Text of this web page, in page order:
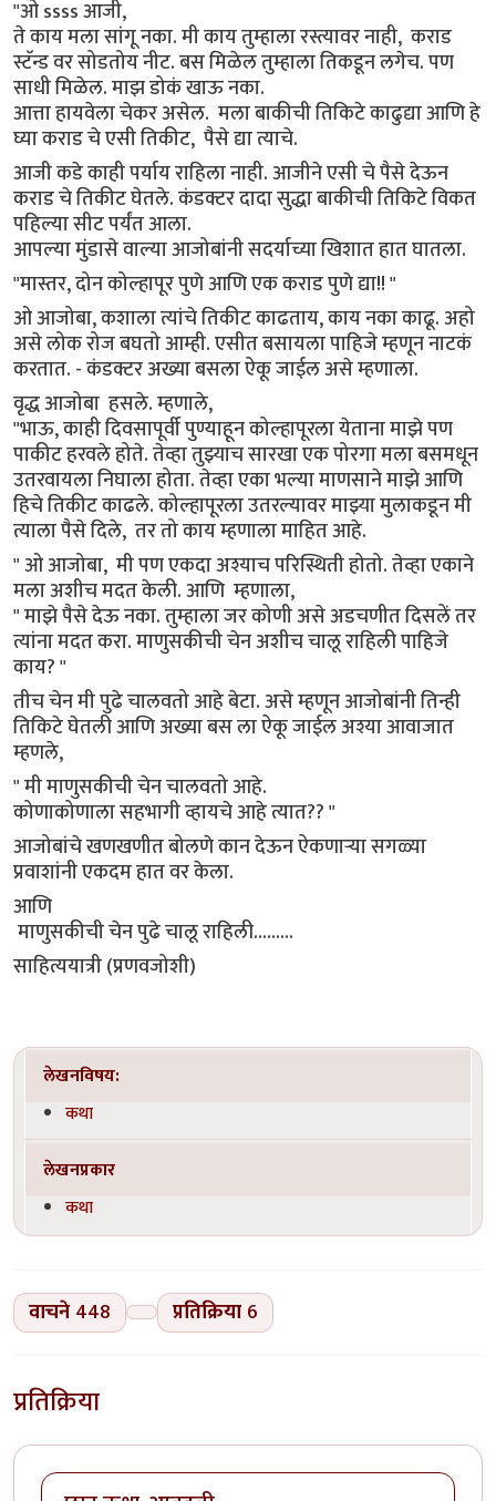
"ओ ssss आजी,
ते काय मला सांगू नका. मी काय तुम्हाला रस्त्यावर नाही, कराड
स्टॅन्ड वर सोडतोय नीट. बस मिळेल तुम्हाला तिकडून लगेच. पण
साधी मिळेल. माझ डोकं खाऊ नका.
आत्ता हायवेला चेकर असेल. मला बाकीची तिकिटे काढुद्या आणि हे
घ्या कराड चे एसी तिकीट, पैसे द्या त्याचे.
आजी कडे काही पर्याय राहिला नाही. आजीने एसी चे पैसे देऊन
कराड चे तिकीट घेतले. कंडक्टर दादा सुद्धा बाकीची तिकिटे विकत
पहिल्या सीट पर्यंत आला.
आपल्या मुंडासे वाल्या आजोबांनी सदर्याच्या खिशात हात घातला.
"मास्तर, दोन कोल्हापूर पुणे आणि एक कराड पुणे द्या!! "
ओ आजोबा, कशाला त्यांचे तिकीट काढताय, काय नका काढू. अहो
असे लोक रोज बघतो आम्ही. एसीत बसायला पाहिजे म्हणून नाटकं
करतात. - कंडक्टर अख्या बसला ऐकू जाईल असे म्हणाला.
वृद्ध आजोबा हसले. म्हणाले,
"भाऊ, काही दिवसापूर्वी पुण्याहून कोल्हापूरला येताना माझे पण
पाकीट हरवले होते. तेव्हा तुझ्याच सारखा एक पोरगा मला बसमधून
उतरवायला निघाला होता. तेव्हा एका भल्या माणसाने माझे आणि
हिचे तिकीट काढले. कोल्हापूरला उतरल्यावर माझ्या मुलाकडून मी
त्याला पैसे दिले, तर तो काय म्हणाला माहित आहे.
" ओ आजोबा, मी पण एकदा अश्याच परिस्थिती होतो. तेव्हा एकाने
मला अशीच मदत केली. आणि म्हणाला,
" माझे पैसे देऊ नका. तुम्हाला जर कोणी असे अडचणीत दिसलें तर
त्यांना मदत करा. माणुसकीची चेन अशीच चालू राहिली पाहिजे
काय? "
तीच चेन मी पुढे चालवतो आहे बेटा. असे म्हणून आजोबांनी तिन्ही
तिकिटे घेतली आणि अख्या बस ला ऐकू जाईल अश्या आवाजात
म्हणले,
" मी माणुसकीची चेन चालवतो आहे.
कोणाकोणाला सहभागी व्हायचे आहे त्यात?? "
आजोबांचे खणखणीत बोलणे कान देऊन ऐकणाऱ्या सगळ्या
प्रवाशांनी एकदम हात वर केला.
आणि
माणुसकीची चेन पुढे चालू राहिली.........
साहित्ययात्री (प्रणवजोशी)
लेखनविषय:
कथा
लेखनप्रकार
कथा
वाचने 448 प्रतिक्रिया 6
प्रतिक्रिया